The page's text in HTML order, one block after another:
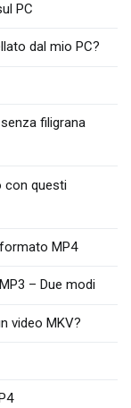
PC
dal mio PC?
filigrana
con questi
MP4
– Due modi
video MKV?